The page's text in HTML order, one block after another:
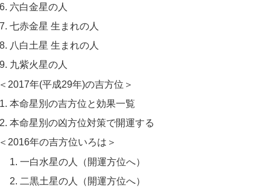
六白金星の人
七赤金星 生まれの人
八白土星 生まれの人
九紫火星の人
＜2017年(平成29年)の吉方位＞
本命星別の吉方位と効果一覧
本命星別の凶方位対策で開運する
＜2016年の吉方位いろは＞
一白水星の人（開運方位へ）
二黒土星の人（開運方位へ）